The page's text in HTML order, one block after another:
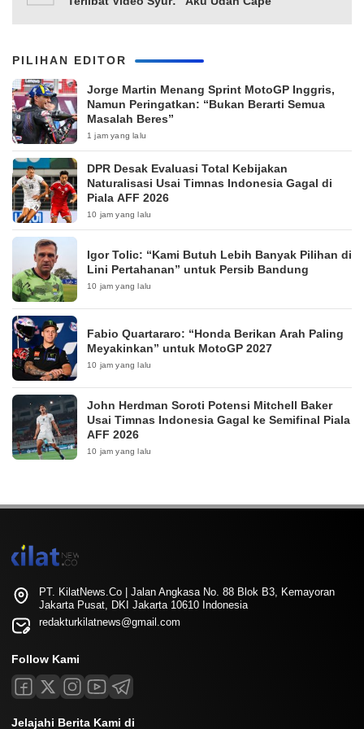
PILIHAN EDITOR
Jorge Martin Menang Sprint MotoGP Inggris,
Namun Peringatkan: “Bukan Berarti Semua
Masalah Beres”
1 jam yang lalu
DPR Desak Evaluasi Total Kebijakan
Naturalisasi Usai Timnas Indonesia Gagal di
Piala AFF 2026
10 jam yang lalu
Igor Tolic: “Kami Butuh Lebih Banyak Pilihan di
Lini Pertahanan” untuk Persib Bandung
10 jam yang lalu
Fabio Quartararo: “Honda Berikan Arah Paling
Meyakinkan” untuk MotoGP 2027
10 jam yang lalu
John Herdman Soroti Potensi Mitchell Baker
Usai Timnas Indonesia Gagal ke Semifinal Piala
AFF 2026
10 jam yang lalu
PT. KilatNews.Co | Jalan Angkasa No. 88 Blok B3, Kemayoran
Jakarta Pusat, DKI Jakarta 10610 Indonesia
redakturkilatnews@gmail.com
Follow Kami
Jelajahi Berita Kami di